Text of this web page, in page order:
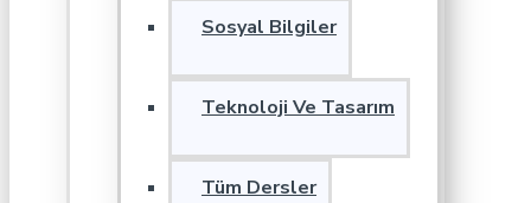
Sosyal Bilgiler
Teknoloji Ve Tasarım
Tüm Dersler